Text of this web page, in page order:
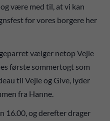
være med til, at vi kan
for vores borgere her
vælger netop Vejle
første sommertogt som
til Vejle og Give, lyder
fra Hanne.
16.00, og derefter drager